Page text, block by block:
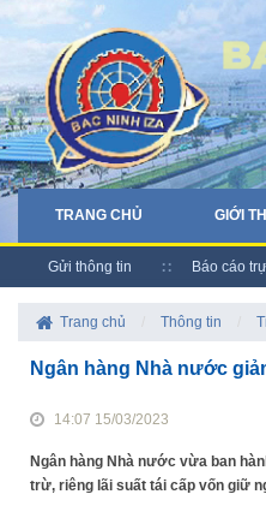
TRANG CHỦ GIỚI
Gửi thông tin Báo cáo
Trang chủ Thông tin
Ngân hàng Nhà nước
14:07 15/03/2023
Ngân hàng Nhà nước vừa ban
trừ, riêng lãi suất tái cấp vốn giữ